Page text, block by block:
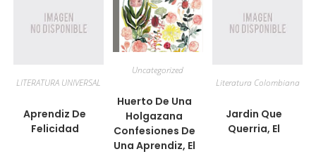
LITERATURA UNIVERSAL
Aprendiz De
Felicidad
Uncategorized
Huerto De Una
Holgazana
Confesiones De
Una Aprendiz, El
Literatura Colombiana
Jardin Que
Querria, El